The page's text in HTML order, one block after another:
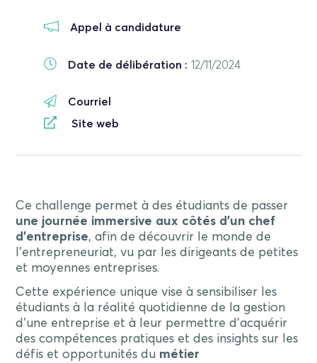
Appel à candidature
Date de délibération : 12/11/2024
Courriel
Site web
Ce challenge permet à des étudiants de passer
une journée immersive aux côtés d’un chef
d’entreprise, afin de découvrir le monde de
l’entrepreneuriat, vu par les dirigeants de petites
et moyennes entreprises.
Cette expérience unique vise à sensibiliser les
étudiants à la réalité quotidienne de la gestion
d’une entreprise et à leur permettre d’acquérir
des compétences pratiques et des insights sur les
défis et opportunités du métier